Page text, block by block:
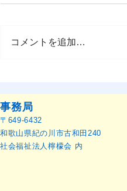
催のお知らせ
コメントを追加…
事務局
〒649-6432
和歌山県紀の川市古和田240
社会福祉法人檸檬会 内